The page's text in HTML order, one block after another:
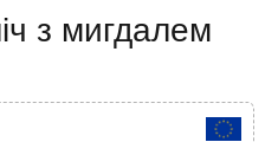
з мигдалем